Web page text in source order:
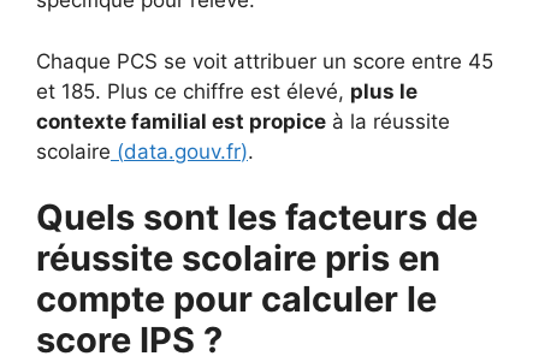
Chaque PCS se voit attribuer un score entre 45
et 185. Plus ce chiffre est élevé, plus le
contexte familial est propice à la réussite
scolaire (data.gouv.fr).
Quels sont les facteurs de
réussite scolaire pris en
compte pour calculer le
score IPS ?